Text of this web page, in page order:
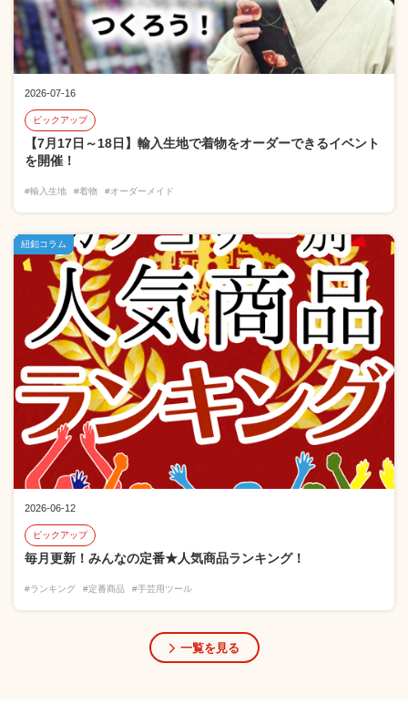
2026-07-16
ピックアップ
【7月17日～18日】輸入生地で着物をオーダーできるイベント
を開催！
#輸入生地 #着物 #オーダーメイド
2026-06-12
ピックアップ
毎月更新！みんなの定番★人気商品ランキング！
#ランキング #定番商品 #手芸用ツール
紐釦コラム
一覧を見る